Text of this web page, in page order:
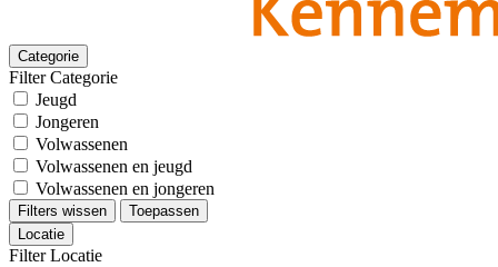
Categorie
Filter Categorie
Jeugd
Jongeren
Volwassenen
Volwassenen en jeugd
Volwassenen en jongeren
Filters wissen
Toepassen
Locatie
Filter Locatie